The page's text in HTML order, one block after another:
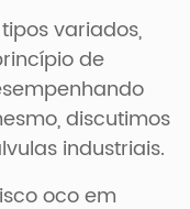
variados,
de
discutimos
industriais.
oco em